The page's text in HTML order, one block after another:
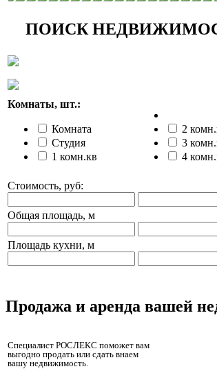
ПОИСК
Комнаты, шт.:
Комната
Студия
1 комн.кв
2
3
4
Стоимость, руб:
Общая площадь, м
Площадь кухни, м
Продажа и аренда вашей
Специалист РОСЛЕКС поможет вам
выгодно продать или сдать внаем
вашу недвижимость.